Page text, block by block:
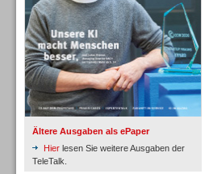
Ältere Ausgaben als ePaper
Hier lesen Sie weitere Ausgaben der
TeleTalk.